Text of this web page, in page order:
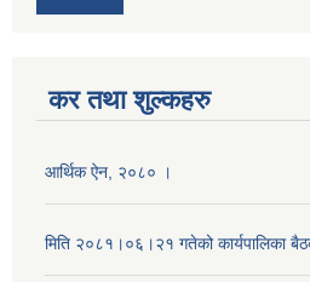
कर तथा शुल्कहरु
आर्थिक ऐन, २०८० ।
मिति २०८१।०६।२१ गतेको कार्यपालिका